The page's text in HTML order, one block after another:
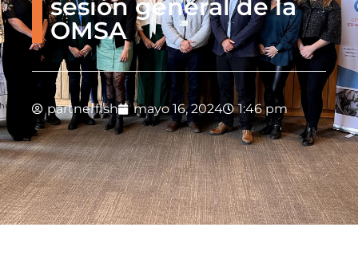
sesión general de la
OMSA
partnerfish mayo 16, 2024 1:46 pm